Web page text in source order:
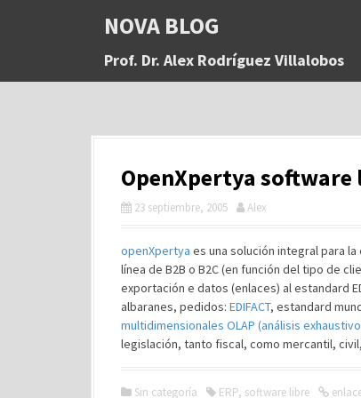
a
NOVA BLOG
Prof. Dr. Alex Rodríguez Villalobos
OpenXpertya software
23 septiembre, 2005 Alex
openXpertya es una solución integral para
línea de B2B o B2C (en función del tipo de
exportación e datos (enlaces) al estandard
albaranes, pedidos: EDIFACT, estandard
multidimensionales OLAP (análisis
legislación, tanto fiscal, como mercantil,
Sin categoría ERP, software libre